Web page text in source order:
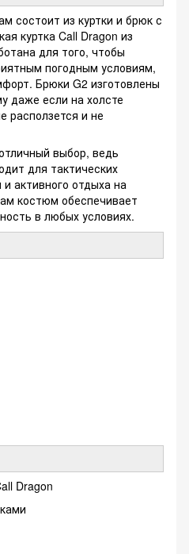
состоит из куртки и брюк с
куртка Call Dragon из
для того, чтобы
погодным условиям,
Брюки G2 изготовлены
даже если на холсте
расползется и не
выбор, ведь
для тактических
активного отдыха на
костюм обеспечивает
в любых условиях.
Dragon